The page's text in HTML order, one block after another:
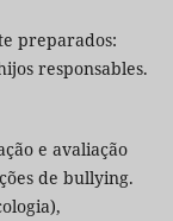
preparados:
responsables.
e avaliação
de bullying.